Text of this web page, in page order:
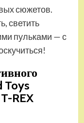
сюжетов.
светить
пульками — с
Toys
REX